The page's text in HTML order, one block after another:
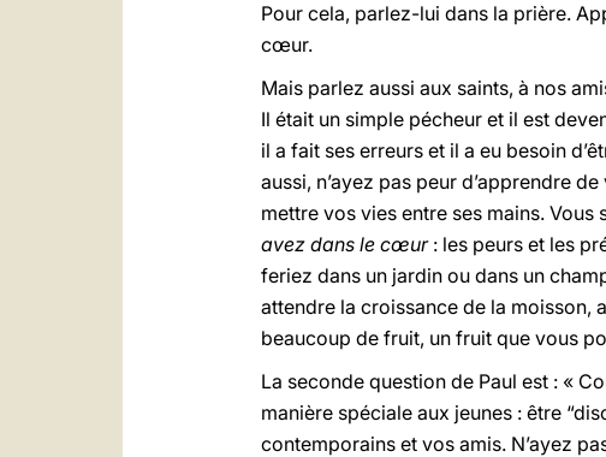
Pour cela, parlez-lui dans la prière.
cœur.
Mais parlez aussi aux saints, à nos
Il était un simple pécheur et il est
il a fait ses erreurs et il a eu besoin
aussi, n’ayez pas peur d’apprendre
mettre vos vies entre ses mains.
avez dans le cœur : les peurs et les
feriez dans un jardin ou dans un
attendre la croissance de la moisson,
beaucoup de fruit, un fruit que vous
La seconde question de Paul est : «
manière spéciale aux jeunes : être
contemporains et vos amis. N’ayez